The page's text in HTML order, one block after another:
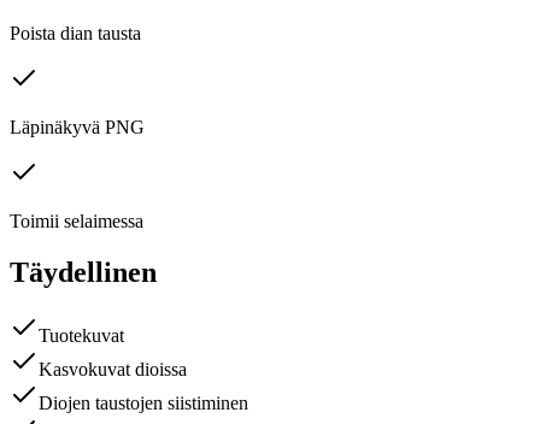
Poista dian tausta
Läpinäkyvä PNG
Toimii selaimessa
Täydellinen
Tuotekuvat
Kasvokuvat dioissa
Diojen taustojen siistiminen